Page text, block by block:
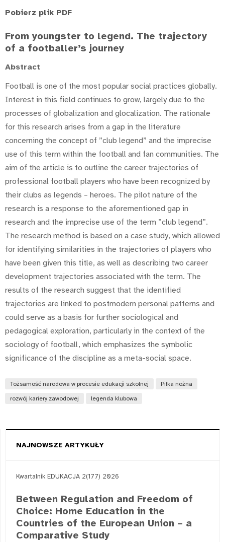
Pobierz plik PDF
From youngster to legend. The trajectory
of a footballer’s journey
Abstract
Football is one of the most popular social practices globally.
Interest in this field continues to grow, largely due to the
processes of globalization and glocalization. The rationale
for this research arises from a gap in the literature
concerning the concept of ”club legend” and the imprecise
use of this term within the football and fan communities. The
aim of the article is to outline the career trajectories of
professional football players who have been recognized by
their clubs as legends – heroes. The pilot nature of the
research is a response to the aforementioned gap in
research and the imprecise use of the term ”club legend”.
The research method is based on a case study, which allowed
for identifying similarities in the trajectories of players who
have been given this title, as well as describing two career
development trajectories associated with the term. The
results of the research suggest that the identified
trajectories are linked to postmodern personal patterns and
could serve as a basis for further sociological and
pedagogical exploration, particularly in the context of the
sociology of football, which emphasizes the symbolic
significance of the discipline as a meta-social space.
Tożsamość narodowa w procesie edukacji szkolnej Piłka nożna
rozwój kariery zawodowej legenda klubowa
NAJNOWSZE ARTYKUŁY
Kwartalnik EDUKACJA 2(177) 2026
Between Regulation and Freedom of
Choice: Home Education in the
Countries of the European Union – a
Comparative Study